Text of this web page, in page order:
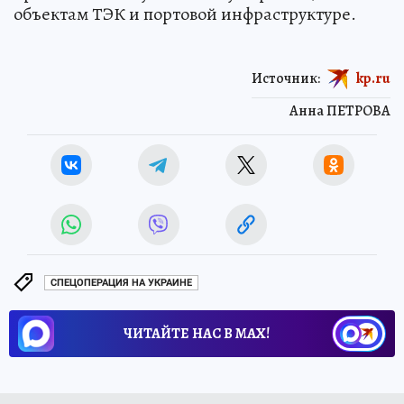
объектам ТЭК и портовой инфраструктуре.
Анна ПЕТРОВА
Источник: kp.ru
СПЕЦОПЕРАЦИЯ НА УКРАИНЕ
ЧИТАЙТЕ НАС В МАХ!